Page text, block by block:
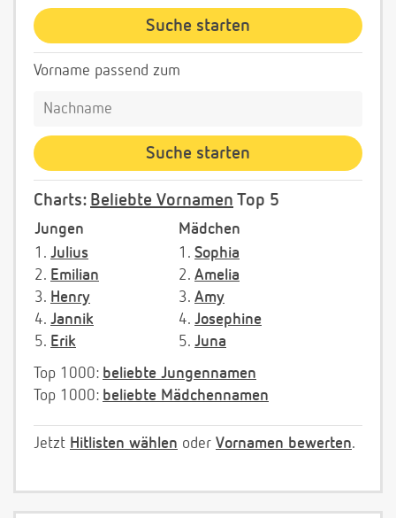
Vorname passend zum
Charts: Beliebte Vornamen Top 5
Jungen
Mädchen
1. Julius
2. Emilian
3. Henry
4. Jannik
5. Erik
1. Sophia
2. Amelia
3. Amy
4. Josephine
5. Juna
Top 1000: beliebte Jungennamen
Top 1000: beliebte Mädchennamen
Jetzt Hitlisten wählen oder Vornamen bewerten.